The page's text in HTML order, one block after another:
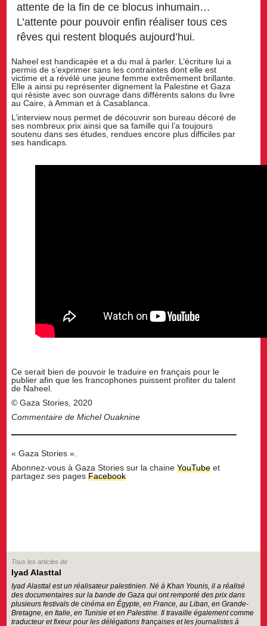
attente de la fin de ce blocus inhumain…
L’attente pour pouvoir enfin réaliser tous ces
rêves qui restent bloqués aujourd’hui.
Naheel est handicapée et a du mal à parler. L’écriture lui a
permis de s’exprimer sans les contraintes dont elle est
victime et a révélé une jeune femme extrêmement brillante.
Elle a ainsi pu représenter dignement la Palestine et Gaza
qui résiste avec son ouvrage dans différents salons du livre
au Caire, à Amman et à Casablanca.
L’interview nous permet de découvrir son bureau décoré de
ses nombreux prix ainsi que sa famille qui l’a toujours
soutenu dans ses études, rendues encore plus difficiles par
ses handicaps.
Ce serait bien de pouvoir le traduire en français pour le
publier afin que les francophones puissent profiter du talent
de Naheel.
© Gaza Stories, 2020
Commentaire de Michel Ouaknine
« Gaza Stories ».
Abonnez-vous à Gaza Stories sur la chaineYouTube et
partagez ses pagesFacebook
Tous les articles de
Iyad Alasttal
Iyad Alasttal est un réalisateur palestinien. Né à Khan Younis, il a réalisé
des documentaires sur la bande de Gaza qui ont remporté des prix dans
plusieurs festivals de cinéma en Égypte, en France, au Liban, en Grande-
Bretagne, en Italie, en Tunisie et en Palestine. Il travaille également comme
traducteur et fixeur pour les délégations françaises et les journalistes à